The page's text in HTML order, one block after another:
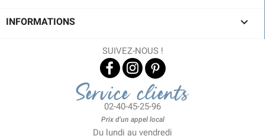
INFORMATIONS 
SUIVEZ-NOUS !
Service clients
02-40-45-25-96
Prix d'un appel local
Du lundi au vendredi